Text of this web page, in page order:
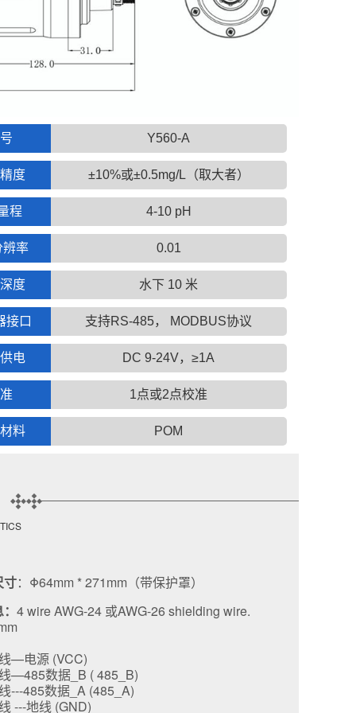
Y560-A
度 ±10%或±0.5mg/L（取大者）
程 4-10 pH
辨率 0.01
度 水下 10 米
接口 支持RS-485， MODBUS协议
电 DC 9-24V，≥1A
1点或2点校准
料 POM
寸：Φ64mm * 271mm（带保护罩）
4 wire AWG-24 或AWG-26 shielding wire.
—电源 (VCC)
—485数据_B ( 485_B)
---485数据_A (485_A)
---地线 (GND)